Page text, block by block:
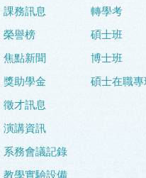
課務訊息
榮譽榜
焦點新聞
獎助學金
徵才訊息
演講資訊
系務會議記錄
教學實驗設備
轉學考
碩士班
博士班
碩士在職